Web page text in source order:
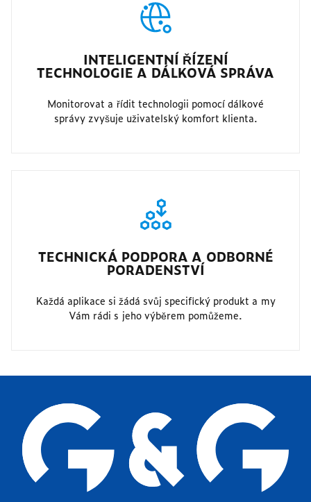
INTELIGENTNÍ ŘÍZENÍ
TECHNOLOGIE A DÁLKOVÁ SPRÁVA
Monitorovat a řídit technologii pomocí dálkové
správy zvyšuje uživatelský komfort klienta.
TECHNICKÁ PODPORA A ODBORNÉ
PORADENSTVÍ
Každá aplikace si žádá svůj specifický produkt a my
Vám rádi s jeho výběrem pomůžeme.